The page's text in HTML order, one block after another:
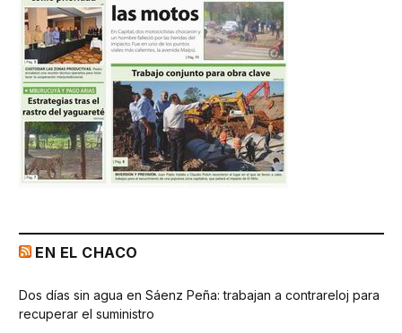
EN EL CHACO
Dos días sin agua en Sáenz Peña: trabajan a contrareloj para
recuperar el suministro